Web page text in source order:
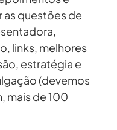
as questões de
links, melhores
estratégia e
(devemos
mais de 100